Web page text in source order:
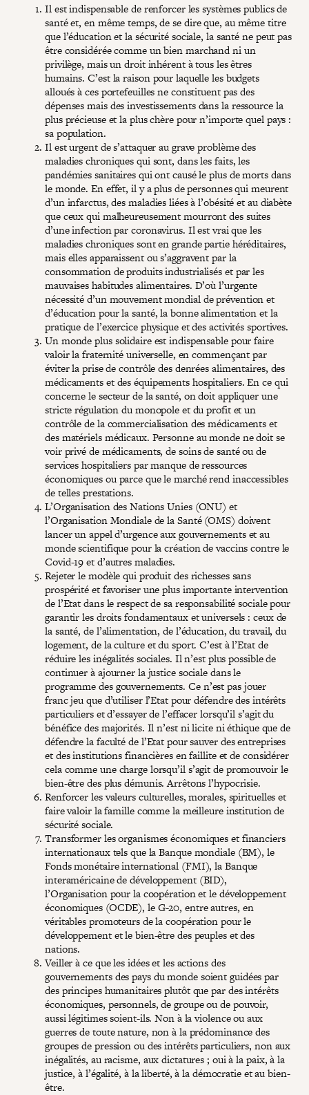
Il est indispensable de renforcer les systèmes publics de
santé et, en même temps, de se dire que, au même titre
que l’éducation et la sécurité sociale, la santé ne peut pas
être considérée comme un bien marchand ni un
privilège, mais un droit inhérent à tous les êtres
humains. C’est la raison pour laquelle les budgets
alloués à ces portefeuilles ne constituent pas des
dépenses mais des investissements dans la ressource la
plus précieuse et la plus chère pour n’importe quel pays :
sa population.
Il est urgent de s’attaquer au grave problème des
maladies chroniques qui sont, dans les faits, les
pandémies sanitaires qui ont causé le plus de morts dans
le monde. En effet, il y a plus de personnes qui meurent
d’un infarctus, des maladies liées à l’obésité et au diabète
que ceux qui malheureusement mourront des suites
d’une infection par coronavirus. Il est vrai que les
maladies chroniques sont en grande partie héréditaires,
mais elles apparaissent ou s’aggravent par la
consommation de produits industrialisés et par les
mauvaises habitudes alimentaires. D’où l’urgente
nécessité d’un mouvement mondial de prévention et
d’éducation pour la santé, la bonne alimentation et la
pratique de l’exercice physique et des activités sportives.
Un monde plus solidaire est indispensable pour faire
valoir la fraternité universelle, en commençant par
éviter la prise de contrôle des denrées alimentaires, des
médicaments et des équipements hospitaliers. En ce qui
concerne le secteur de la santé, on doit appliquer une
stricte régulation du monopole et du profit et un
contrôle de la commercialisation des médicaments et
des matériels médicaux. Personne au monde ne doit se
voir privé de médicaments, de soins de santé ou de
services hospitaliers par manque de ressources
économiques ou parce que le marché rend inaccessibles
de telles prestations.
L’Organisation des Nations Unies (ONU) et
l’Organisation Mondiale de la Santé (OMS) doivent
lancer un appel d’urgence aux gouvernements et au
monde scientifique pour la création de vaccins contre le
Covid-19 et d’autres maladies.
Rejeter le modèle qui produit des richesses sans
prospérité et favoriser une plus importante intervention
de l’Etat dans le respect de sa responsabilité sociale pour
garantir les droits fondamentaux et universels : ceux de
la santé, de l’alimentation, de l’éducation, du travail, du
logement, de la culture et du sport. C’est à l’Etat de
réduire les inégalités sociales. Il n’est plus possible de
continuer à ajourner la justice sociale dans le
programme des gouvernements. Ce n’est pas jouer
franc jeu que d’utiliser l’Etat pour défendre des intérêts
particuliers et d’essayer de l’effacer lorsqu’il s’agit du
bénéfice des majorités. Il n’est ni licite ni éthique que de
défendre la faculté de l’Etat pour sauver des entreprises
et des institutions financières en faillite et de considérer
cela comme une charge lorsqu’il s’agit de promouvoir le
bien-être des plus démunis. Arrêtons l’hypocrisie.
Renforcer les valeurs culturelles, morales, spirituelles et
faire valoir la famille comme la meilleure institution de
sécurité sociale.
Transformer les organismes économiques et financiers
internationaux tels que la Banque mondiale (BM), le
Fonds monétaire international (FMI), la Banque
interaméricaine de développement (BID),
l’Organisation pour la coopération et le développement
économiques (OCDE), le G-20, entre autres, en
véritables promoteurs de la coopération pour le
développement et le bien-être des peuples et des
nations.
Veiller à ce que les idées et les actions des
gouvernements des pays du monde soient guidées par
des principes humanitaires plutôt que par des intérêts
économiques, personnels, de groupe ou de pouvoir,
aussi légitimes soient-ils. Non à la violence ou aux
guerres de toute nature, non à la prédominance des
groupes de pression ou des intérêts particuliers, non aux
inégalités, au racisme, aux dictatures ; oui à la paix, à la
justice, à l’égalité, à la liberté, à la démocratie et au bien-
être.